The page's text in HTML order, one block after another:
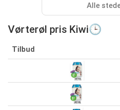
Alle
Vørterøl pris Kiwi🕒
Tilbud